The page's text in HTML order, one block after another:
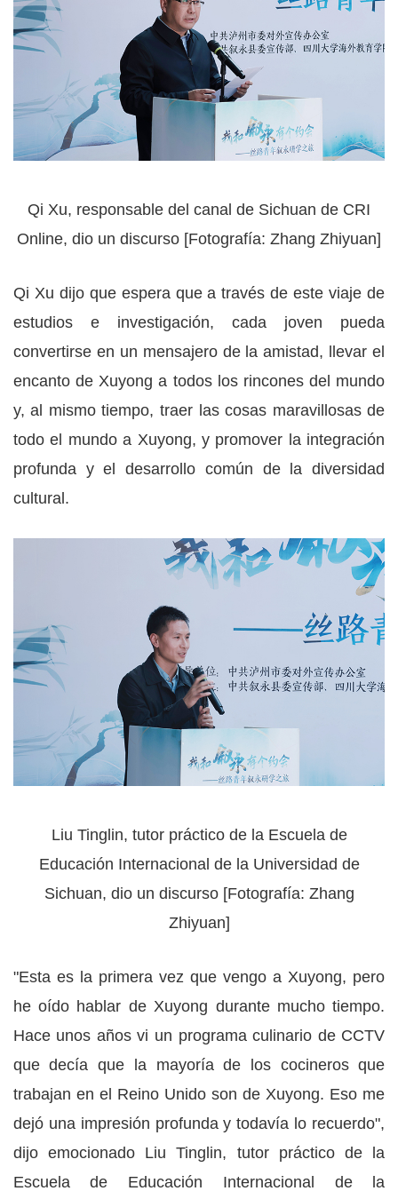
Qi Xu, responsable del canal de Sichuan de CRI
Online, dio un discurso [Fotografía: Zhang Zhiyuan]
Qi Xu dijo que espera que a través de este viaje de
estudios e investigación, cada joven pueda
convertirse en un mensajero de la amistad, llevar el
encanto de Xuyong a todos los rincones del mundo
y, al mismo tiempo, traer las cosas maravillosas de
todo el mundo a Xuyong, y promover la integración
profunda y el desarrollo común de la diversidad
cultural.
Liu Tinglin, tutor práctico de la Escuela de
Educación Internacional de la Universidad de
Sichuan, dio un discurso [Fotografía: Zhang
Zhiyuan]
"Esta es la primera vez que vengo a Xuyong, pero
he oído hablar de Xuyong durante mucho tiempo.
Hace unos años vi un programa culinario de CCTV
que decía que la mayoría de los cocineros que
trabajan en el Reino Unido son de Xuyong. Eso me
dejó una impresión profunda y todavía lo recuerdo",
dijo emocionado Liu Tinglin, tutor práctico de la
Escuela de Educación Internacional de la